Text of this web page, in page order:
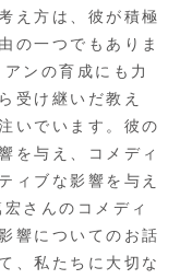
え方は、彼が積極
の一つでもありま
ンの育成にも力
受け継いだ教え
いでいます。彼の
を与え、コメディ
ィブな影響を与え
さんのコメディ
響についてのお話
、私たちに大切な